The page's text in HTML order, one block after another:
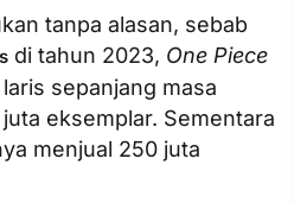
tanpa alasan, sebab
di tahun 2023, One Piece
sepanjang masa
eksemplar. Sementara
menjual 250 juta